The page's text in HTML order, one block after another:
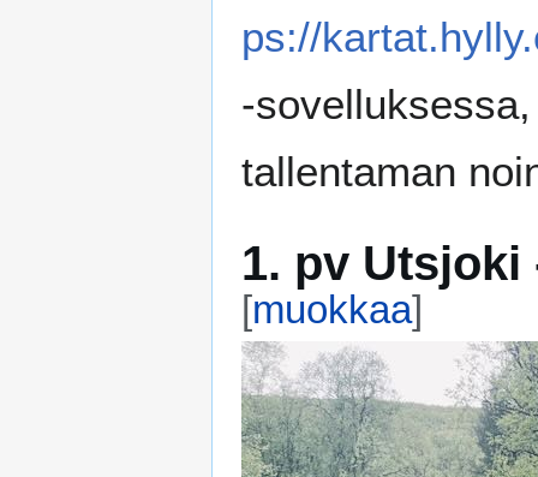
ps://
-
tallentaman
1. pv Utsjoki
[muokkaa]